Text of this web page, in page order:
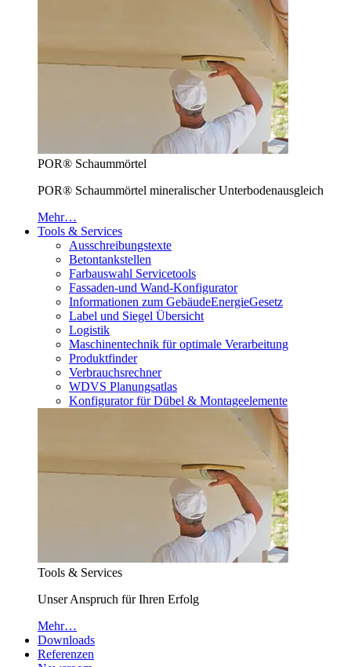
POR® Schaummörtel
POR® Schaummörtel mineralischer Unterbodenausgleich
Mehr…
Tools & Services
Ausschreibungstexte
Betontankstellen
Farbauswahl Servicetools
Fassaden-und Wand-Konfigurator
Informationen zum GebäudeEnergieGesetz
Label und Siegel Übersicht
Logistik
Maschinentechnik für optimale Verarbeitung
Produktfinder
Verbrauchsrechner
WDVS Planungsatlas
Konfigurator für Dübel & Montageelemente
Tools & Services
Unser Anspruch für Ihren Erfolg
Mehr…
Downloads
Referenzen